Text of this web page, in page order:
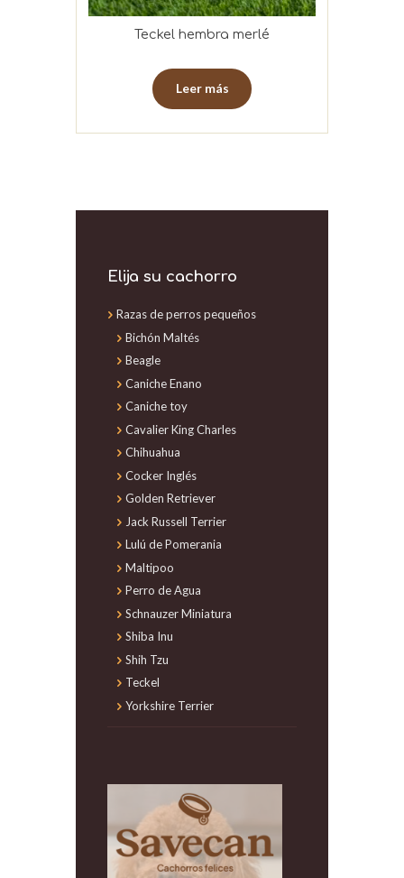
Teckel hembra merlé
Leer más
Elija su cachorro
Razas de perros pequeños
Bichón Maltés
Beagle
Caniche Enano
Caniche toy
Cavalier King Charles
Chihuahua
Cocker Inglés
Golden Retriever
Jack Russell Terrier
Lulú de Pomerania
Maltipoo
Perro de Agua
Schnauzer Miniatura
Shiba Inu
Shih Tzu
Teckel
Yorkshire Terrier